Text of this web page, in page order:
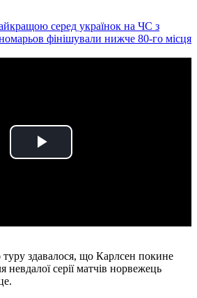
серед українок на ЧС з
фінішували нижче 80-го місця
Play
здавалося, що Карлсен покине
невдалої серії матчів норвежець